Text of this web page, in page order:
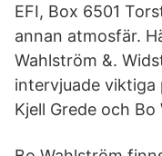
EFI, Box 6501
annan atmosfär.
Wahlström &.
intervjuade viktiga
Kjell Grede och Bo